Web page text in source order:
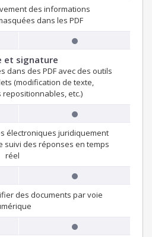
des informations
dans les PDF
et signature
dans des PDF avec des outils
(modification de texte,
etc.)
électroniques juridiquement
suivi des réponses en temps
réel
des documents par voie